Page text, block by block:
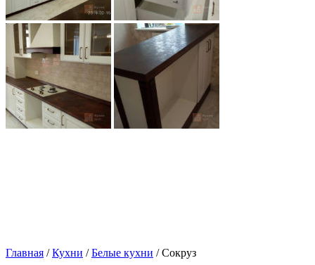
Главная /Кухни /Белые кухни / Сокруз